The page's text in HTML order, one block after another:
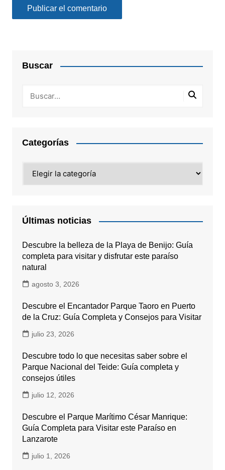
Buscar
Categorías
Últimas noticias
Descubre la belleza de la Playa de Benijo: Guía
completa para visitar y disfrutar este paraíso
natural
agosto 3, 2026
Descubre el Encantador Parque Taoro en Puerto
de la Cruz: Guía Completa y Consejos para Visitar
julio 23, 2026
Descubre todo lo que necesitas saber sobre el
Parque Nacional del Teide: Guía completa y
consejos útiles
julio 12, 2026
Descubre el Parque Marítimo César Manrique:
Guía Completa para Visitar este Paraíso en
Lanzarote
julio 1, 2026